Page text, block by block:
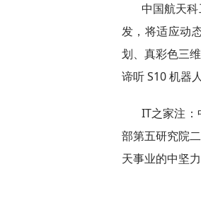
中国航天
发，将适应动
划、真彩色三
谛听 S10 机器
IT之家注
部第五研究院
天事业的中坚力